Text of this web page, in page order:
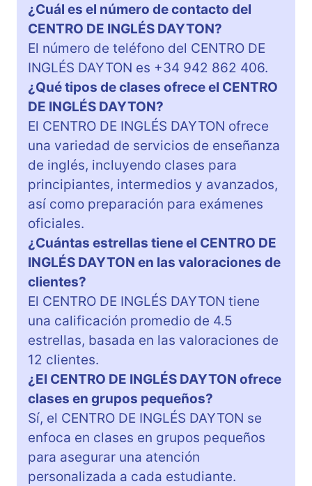
¿Cuál es el número de contacto del
CENTRO DE INGLÉS DAYTON?
El número de teléfono del CENTRO DE
INGLÉS DAYTON es +34 942 862 406.
¿Qué tipos de clases ofrece el CENTRO
DE INGLÉS DAYTON?
El CENTRO DE INGLÉS DAYTON ofrece
una variedad de servicios de enseñanza
de inglés, incluyendo clases para
principiantes, intermedios y avanzados,
así como preparación para exámenes
oficiales.
¿Cuántas estrellas tiene el CENTRO DE
INGLÉS DAYTON en las valoraciones de
clientes?
El CENTRO DE INGLÉS DAYTON tiene
una calificación promedio de 4.5
estrellas, basada en las valoraciones de
12 clientes.
¿El CENTRO DE INGLÉS DAYTON ofrece
clases en grupos pequeños?
Sí, el CENTRO DE INGLÉS DAYTON se
enfoca en clases en grupos pequeños
para asegurar una atención
personalizada a cada estudiante.